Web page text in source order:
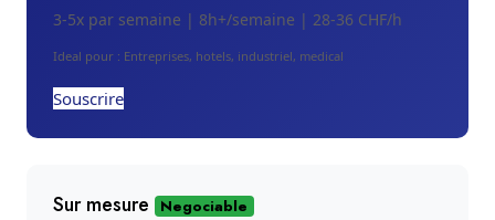
3-5x par semaine | 8h+/semaine | 28-36 CHF/h
Ideal pour : Entreprises, hotels, industriel, medical
Souscrire
Sur mesure
Negociable